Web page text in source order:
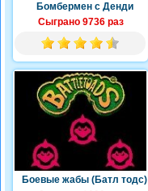
Бомбермен с Денди
Сыграно 9736 раз
Боевые жабы (Батл тодс)